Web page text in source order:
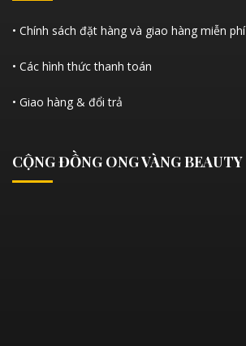
• Chính sách đặt hàng và giao hàng miễn phí
• Các hình thức thanh toán
• Giao hàng & đổi trả
CỘNG ĐỒNG ONG VÀNG BEAUTY